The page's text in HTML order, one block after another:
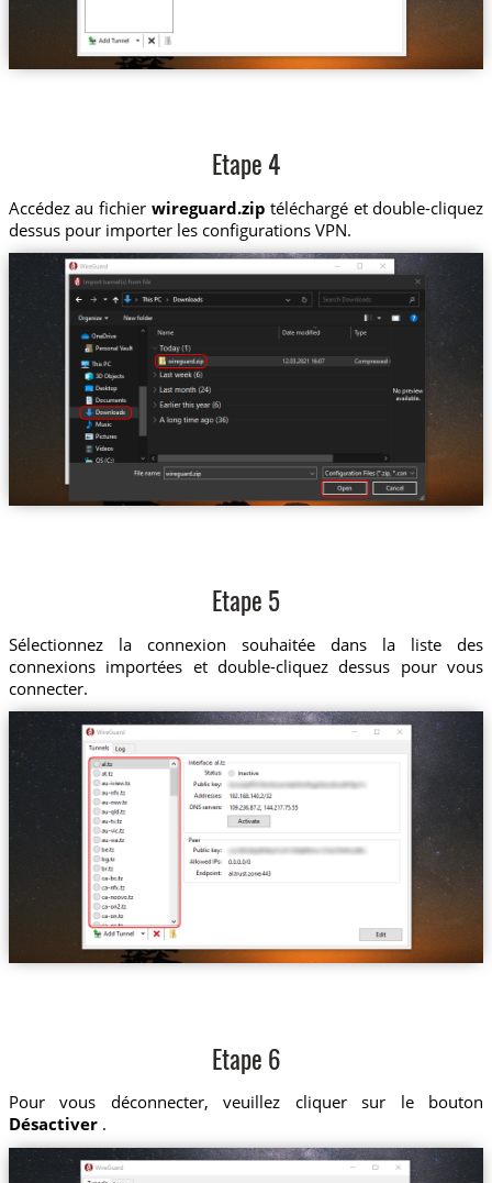
Etape 4
Accédez au fichier wireguard.zip téléchargé et double-cliquez
dessus pour importer les configurations VPN.
Etape 5
Sélectionnez la connexion souhaitée dans la liste des
connexions importées et double-cliquez dessus pour vous
connecter.
Etape 6
Pour vous déconnecter, veuillez cliquer sur le bouton
Désactiver.